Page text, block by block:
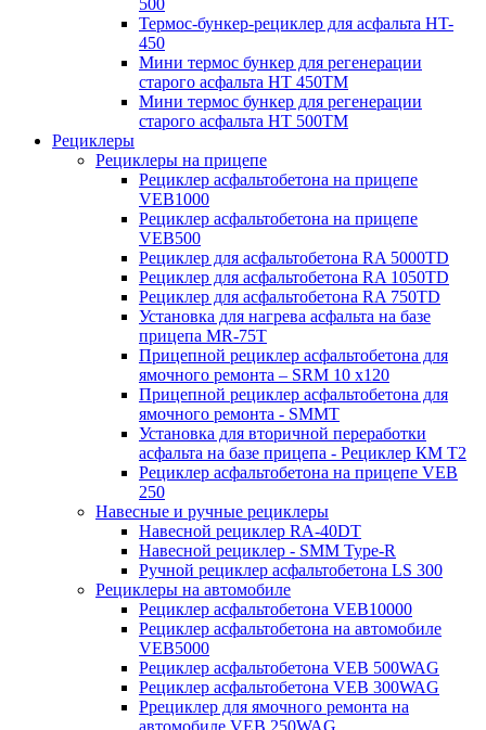
500
Термос-бункер-рециклер для асфальта HT-
450
Мини термос бункер для регенерации
старого асфальта НТ 450ТМ
Мини термос бункер для регенерации
старого асфальта НТ 500ТМ
Рециклеры
Рециклеры на прицепе
Рециклер асфальтобетона на прицепе
VEB1000
Рециклер асфальтобетона на прицепе
VEB500
Рециклер для асфальтобетона RA 5000TD
Рециклер для асфальтобетона RA 1050TD
Рециклер для асфальтобетона RA 750TD
Установка для нагрева асфальта на базе
прицепа MR-75T
Прицепной рециклер асфальтобетона для
ямочного ремонта – SRM 10 x120
Прицепной рециклер асфальтобетона для
ямочного ремонта - SMMT
Установка для вторичной переработки
асфальта на базе прицепа - Рециклер КМ T2
Рециклер асфальтобетона на прицепе VEB
250
Навесные и ручные рециклеры
Навесной рециклер RA-40DT
Навесной рециклер - SMM Type-R
Ручной рециклер асфальтобетона LS 300
Рециклеры на автомобиле
Рециклер асфальтобетона VEB10000
Рециклер асфальтобетона на автомобиле
VEB5000
Рециклер асфальтобетона VEB 500WAG
Рециклер асфальтобетона VEB 300WAG
Ррециклер для ямочного ремонта на
автомобиле VEB 250WAG